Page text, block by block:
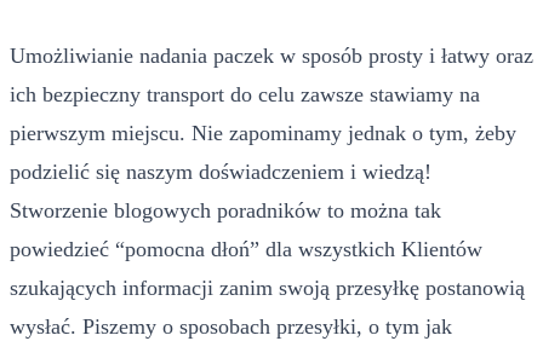
Umożliwianie nadania paczek w sposób prosty i łatwy oraz
ich bezpieczny transport do celu zawsze stawiamy na
pierwszym miejscu. Nie zapominamy jednak o tym, żeby
podzielić się naszym doświadczeniem i wiedzą!
Stworzenie blogowych poradników to można tak
powiedzieć “pomocna dłoń” dla wszystkich Klientów
szukających informacji zanim swoją przesyłkę postanowią
wysłać. Piszemy o sposobach przesyłki, o tym jak